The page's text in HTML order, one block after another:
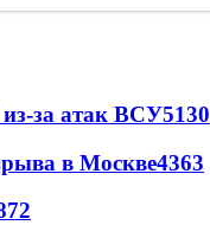
за атак ВСУ5130
в Москве4363